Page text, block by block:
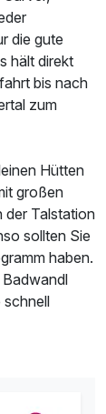
die gute
hält direkt
bis nach
zum
Hütten
großen
der Talstation
sollten Sie
haben.
schnell